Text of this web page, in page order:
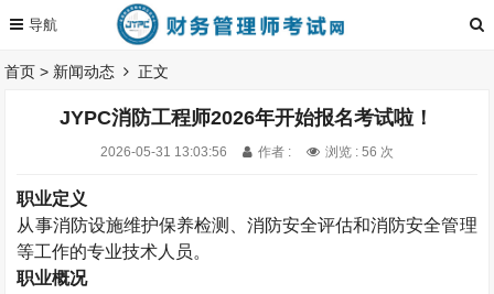
首页 > 新闻动态 正文
JYPC消防工程师2026年开始报名考试啦！
2026-05-31 13:03:56 作者 : 浏览 : 56 次
职业定义
从事消防设施维护保养检测、消防安全评估和消防安全管理
等工作的专业技术人员。
职业概况